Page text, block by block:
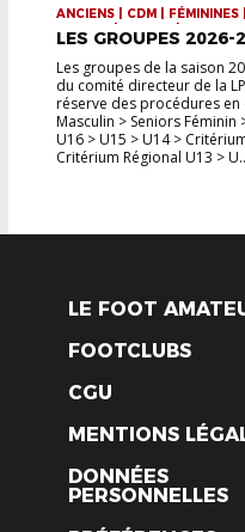
ANCIENS | CDM | FÉMININES
FUTSAL | JEUNES |
LES GROUPES 2026-
Les groupes de la saison
du comité directeur de la
réserve des procédures
Masculin > Seniors Féminin
U16 > U15 > U14 >
Critérium Régional U13 >
LE FOOT
FOOTCLUBS
CGU
MENTIONS
DONNÉES
PERSONNELLES